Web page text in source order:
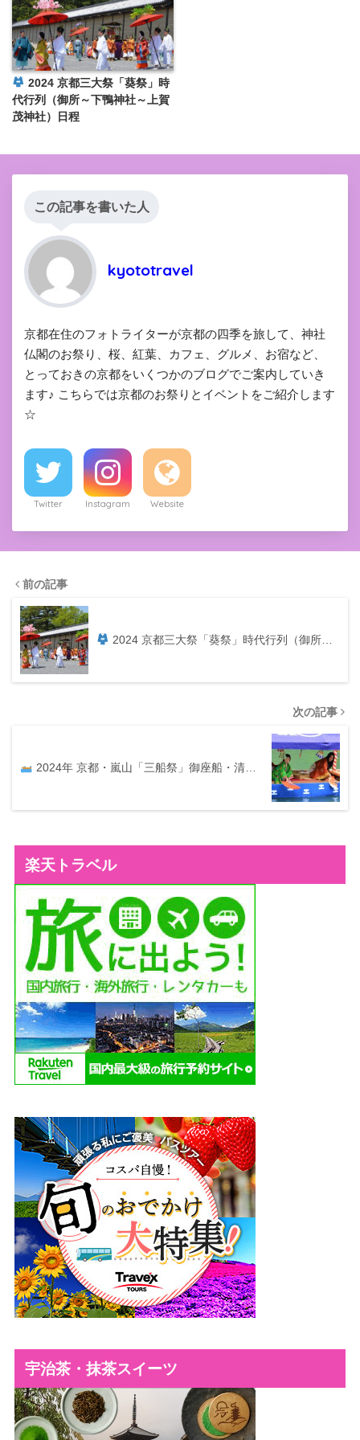
2024 京都三大祭「葵祭」時
代行列（御所～下鴨神社～上賀
茂神社）日程
この記事を書いた人
kyototravel
京都在住のフォトライターが京都の四季を旅して、神社
仏閣のお祭り、桜、紅葉、カフェ、グルメ、お宿など、
とっておきの京都をいくつかのブログでご案内していき
ます♪ こちらでは京都のお祭りとイベントをご紹介します
☆
Twitter Instagram Website
前の記事
2024 京都三大祭「葵祭」時代行列（御所…
次の記事
2024年 京都・嵐山「三船祭」御座船・清…
楽天トラベル
宇治茶・抹茶スイーツ